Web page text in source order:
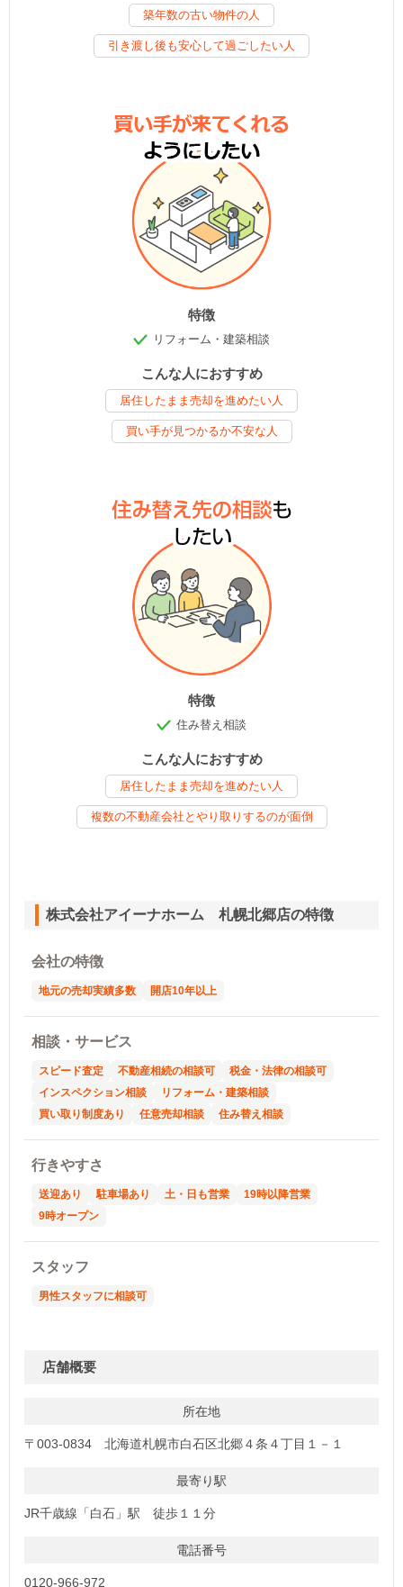
築年数の古い物件の人
引き渡し後も安心して過ごしたい人
特徴
リフォーム・建築相談
こんな人におすすめ
居住したまま売却を進めたい人
買い手が見つかるか不安な人
特徴
住み替え相談
こんな人におすすめ
居住したまま売却を進めたい人
複数の不動産会社とやり取りするのが面倒
株式会社アイーナホーム 札幌北郷店の特徴
会社の特徴
地元の売却実績多数 開店10年以上
相談・サービス
スピード査定 不動産相続の相談可
税金・法律の相談可
インスペクション相談
リフォーム・建築相談
買い取り制度あり
任意売却相談 住み替え相談
行きやすさ
送迎あり 駐車場あり 土・日も営業
19時以降営業
9時オープン
スタッフ
男性スタッフに相談可
店舗概要
所在地
〒003-0834 北海道札幌市白石区北郷４条４丁目１－１
最寄り駅
JR千歳線「白石」駅 徒歩１１分
電話番号
0120-966-972